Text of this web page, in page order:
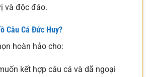
và độc đáo.
Câu Cá Đức Huy?
hoàn hảo cho:
kết hợp câu cá và dã ngoại